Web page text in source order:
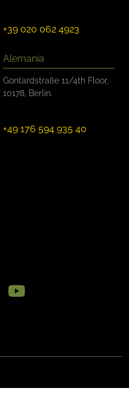
+39 020 062 4923
Alemania
Gontardstraße 11/4th Floor,
10178, Berlin.
+49 176 594 935 40